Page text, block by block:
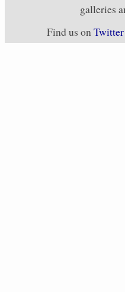
galleries
Find us onTwitter